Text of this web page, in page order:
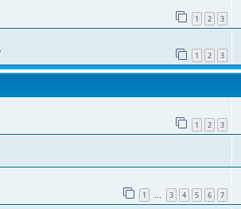
1 2 3
1 2 3
1 2 3
1 … 3 4 5 6 7